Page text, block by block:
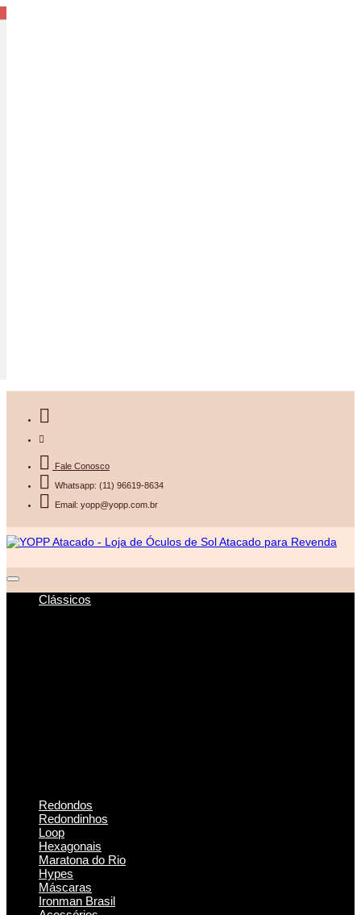
Fale Conosco
Whatsapp: (11) 96619-8634
Email: yopp@yopp.com.br
Clássicos
Redondos
Redondinhos
Loop
Hexagonais
Maratona do Rio
Hypes
Máscaras
Ironman Brasil